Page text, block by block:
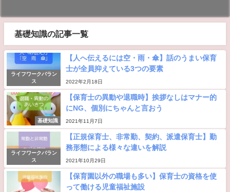
基礎知識の記事一覧
ライフワークバラン
ス
【人へ伝えるには空・雨・傘】話のうまい保育
士が全員抑えている3つの要素
2022年2月18日
基礎知識
【保育士の異動や退職時】挨拶なしはマナー的
にNG、個別にちゃんと言おう
2021年11月7日
ライフワークバラン
ス
【正規保育士、非常勤、契約、派遣保育士】勤
務形態による様々な違いを解説
2021年10月29日
【保育園以外の職場も多い】保育士の資格を使
って働ける児童福祉施設